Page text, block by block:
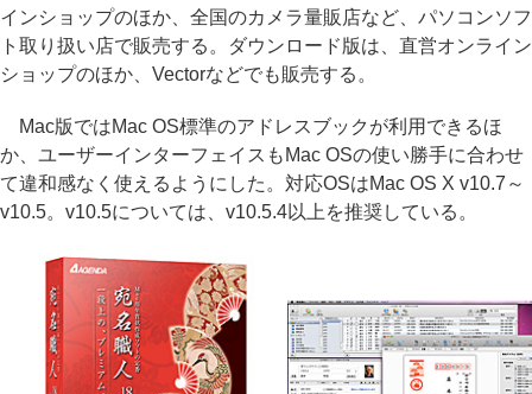
インショップのほか、全国のカメラ量販店など、パソコンソフ
ト取り扱い店で販売する。ダウンロード版は、直営オンライン
ショップのほか、Vectorなどでも販売する。
Mac版ではMac OS標準のアドレスブックが利用できるほ
か、ユーザーインターフェイスもMac OSの使い勝手に合わせ
て違和感なく使えるようにした。対応OSはMac OS X v10.7～
v10.5。v10.5については、v10.5.4以上を推奨している。